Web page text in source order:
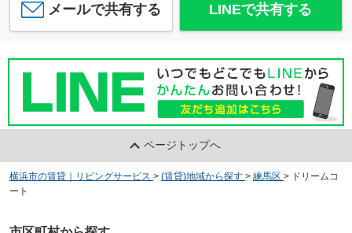
メールで共有する LINEで共有する
ページトップへ
横浜市の賃貸｜リビングサービス > (賃貸)地域から探す > 練馬区 > ドリームコ
ート